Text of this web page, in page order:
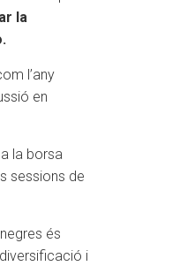
la
l’any
en
la borsa
sessions de
és
i